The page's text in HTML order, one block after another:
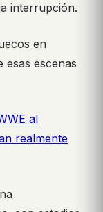
interrupción.
en
esas escenas
al
realmente